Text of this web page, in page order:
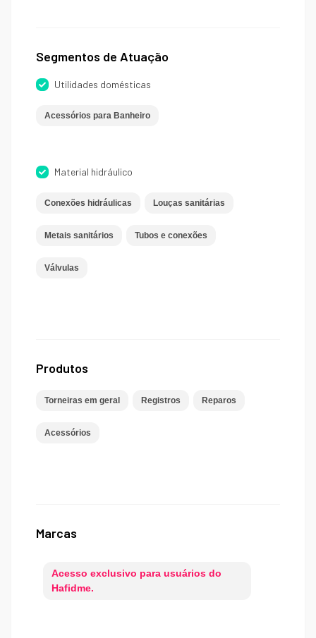
Segmentos de Atuação
Utilidades domésticas
Acessórios para Banheiro
Material hidráulico
Conexões hidráulicas Louças sanitárias
Metais sanitários Tubos e conexões
Válvulas
Produtos
Torneiras em geral Registros Reparos
Acessórios
Marcas
Acesso exclusivo para usuários do
Hafidme.